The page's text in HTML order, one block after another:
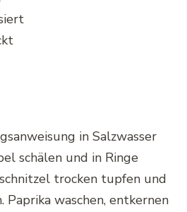
in Salzwasser
schälen und in Ringe
trocken tupfen und
Paprika waschen, entkernen